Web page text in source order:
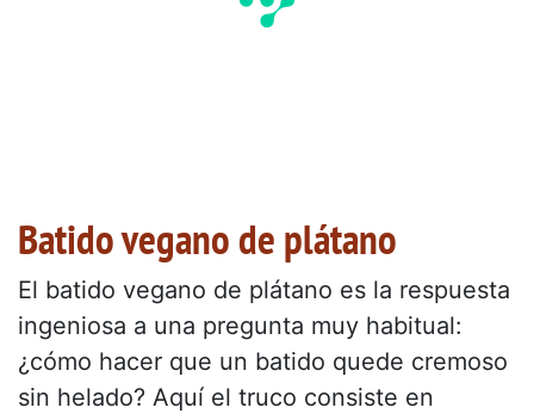
Batido vegano de plátano
El batido vegano de plátano es la respuesta
ingeniosa a una pregunta muy habitual:
¿cómo hacer que un batido quede cremoso
sin helado? Aquí el truco consiste en